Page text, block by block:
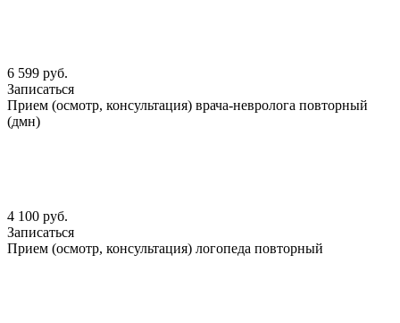
6 599 руб.
Записаться
Прием (осмотр, консультация) врача-невролога повторный
(дмн)
4 100 руб.
Записаться
Прием (осмотр, консультация) логопеда повторный